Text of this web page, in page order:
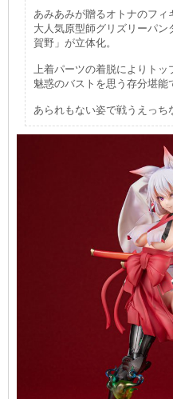
あみあみが贈るオトナのフィ
大人気原型師グリズリーパ
賀野」が立体化。
上着パーツの着脱によりトッ
魅惑のバストを思う存分堪能
あられもない姿で戦うえっち